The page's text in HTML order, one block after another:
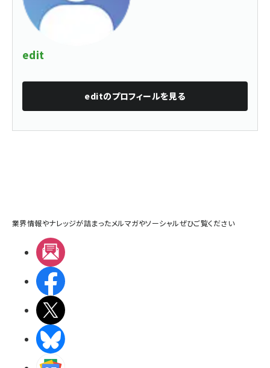
edit
editのプロフィールを見る
業界情報やナレッジが詰まったメルマガやソーシャルぜひご覧ください